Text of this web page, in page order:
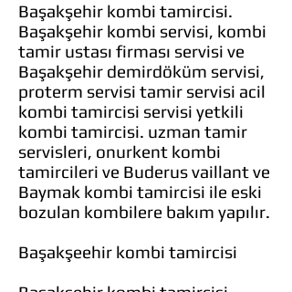
Başakşehir kombi tamircisi.
Başakşehir kombi servisi, kombi
tamir ustası firması servisi ve
Başakşehir demirdöküm servisi,
proterm servisi tamir servisi acil
kombi tamircisi servisi yetkili
kombi tamircisi. uzman tamir
servisleri, onurkent kombi
tamircileri ve Buderus vaillant ve
Baymak kombi tamircisi ile eski
bozulan kombilere bakım yapılır.
Başakşeehir kombi tamircisi